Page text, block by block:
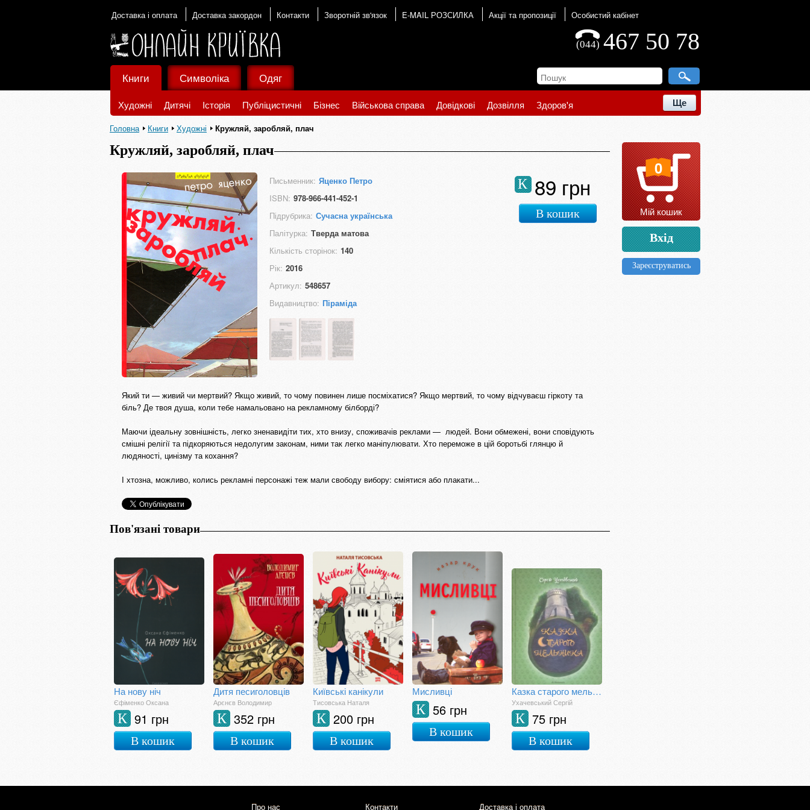
Доставка і оплата Доставка закордон Контакти Зворотній зв'язок E-MAIL РОЗСИЛКА Акції та пропозиції Особистий кабінет
467 50 78
(044)
Книги
Художні Дитячі Історія Публіцистичні Бізнес Військова справа Довідкові Дозвілля Здоров'я Ще
Символіка Одяг
Головна Книги Художні Кружляй, заробляй, плач
Кружляй, заробляй, плач
Письменник: Яценко Петро
ISBN: 978-966-441-452-1
Підрубрика: Сучасна українська
Палітурка: Тверда матова
Кількість сторінок: 140
Рік: 2016
Артикул: 548657
Видавництво: Піраміда
89 грн
К
В кошик
Який ти — живий чи мертвий? Якщо живий, то чому повинен лише посміхатися? Якщо мертвий, то чому відчуваєш гіркоту та
біль? Де твоя душа, коли тебе намальовано на рекламному білборді?
Маючи ідеальну зовнішність, легко зненавидіти тих, хто внизу, споживачів реклами — людей. Вони обмежені, вони сповідують
смішні релігії та підкоряються недолугим законам, ними так легко маніпулювати. Хто переможе в цій боротьбі глянцю й
людяності, цинізму та кохання?
І хтозна, можливо, колись рекламні персонажі теж мали свободу вибору: сміятися або плакати...
Пов'язані товари
На нову ніч
Єфіменко Оксана
91 грн
К
В кошик
Дитя песиголовців
Арєнєв Володимир
352 грн
К
В кошик
Київські канікули
Тисовська Наталя
200 грн
К
В кошик
Мисливці
56 грн
К
В кошик
Казка старого мельника
Ухачевський Сергій
75 грн
К
В кошик
0
Мій кошик
Вхід
Зареєструватись
Про нас Контакти Доставка і оплата